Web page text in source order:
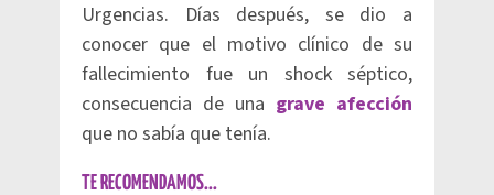
Urgencias. Días después, se dio a
conocer que el motivo clínico de su
fallecimiento fue un shock séptico,
consecuencia de una grave afección
que no sabía que tenía.
TE RECOMENDAMOS...